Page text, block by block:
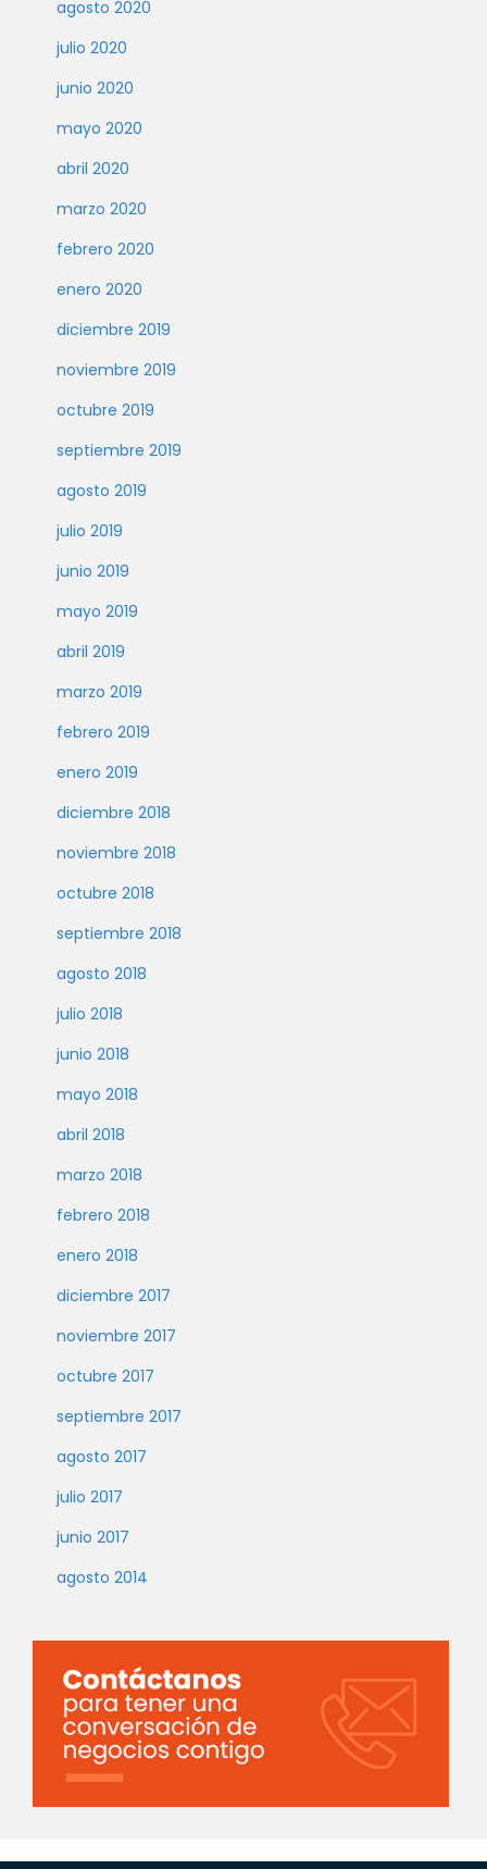
agosto 2020
julio 2020
junio 2020
mayo 2020
abril 2020
marzo 2020
febrero 2020
enero 2020
diciembre 2019
noviembre 2019
octubre 2019
septiembre 2019
agosto 2019
julio 2019
junio 2019
mayo 2019
abril 2019
marzo 2019
febrero 2019
enero 2019
diciembre 2018
noviembre 2018
octubre 2018
septiembre 2018
agosto 2018
julio 2018
junio 2018
mayo 2018
abril 2018
marzo 2018
febrero 2018
enero 2018
diciembre 2017
noviembre 2017
octubre 2017
septiembre 2017
agosto 2017
julio 2017
junio 2017
agosto 2014